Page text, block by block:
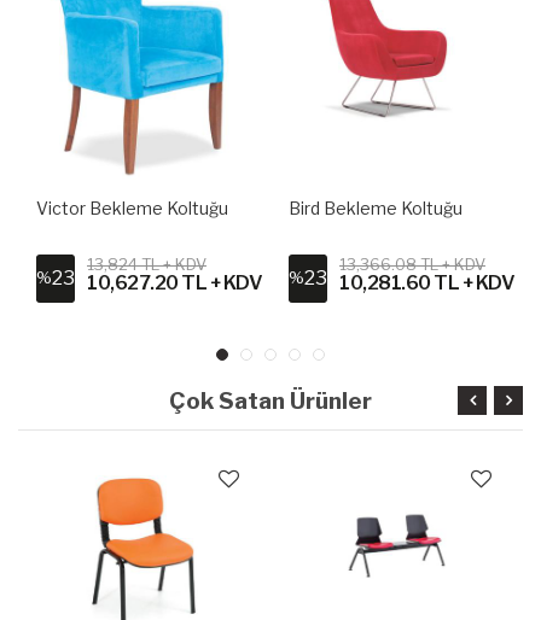
Victor Bekleme Koltuğu
%23
13,824 TL + KDV
10,627.20 TL + KDV
Bird Bekleme Koltuğu
%23
13,366.08 TL + KDV
10,281.60 TL + KDV
Çok Satan Ürünler